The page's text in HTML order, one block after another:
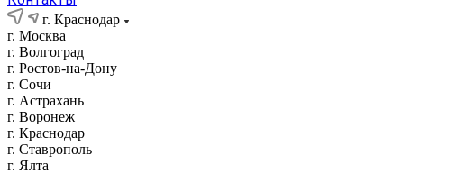
г. Краснодар
г. Москва
г. Волгоград
г. Ростов-на-Дону
г. Сочи
г. Астрахань
г. Воронеж
г. Краснодар
г. Ставрополь
г. Ялта